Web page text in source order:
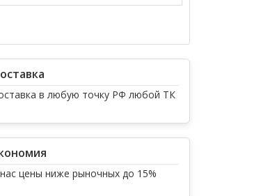
в любую точку РФ любой ТК
цены ниже рыночных до 15%